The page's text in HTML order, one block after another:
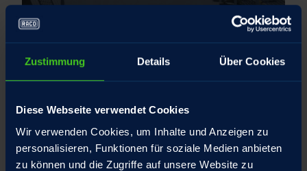
Zustimmung Details Über Cookies
Diese Webseite verwendet Cookies
Wir verwenden Cookies, um Inhalte und Anzeigen zu
personalisieren, Funktionen für soziale Medien anbieten
zu können und die Zugriffe auf unsere Website zu
03
Transportation